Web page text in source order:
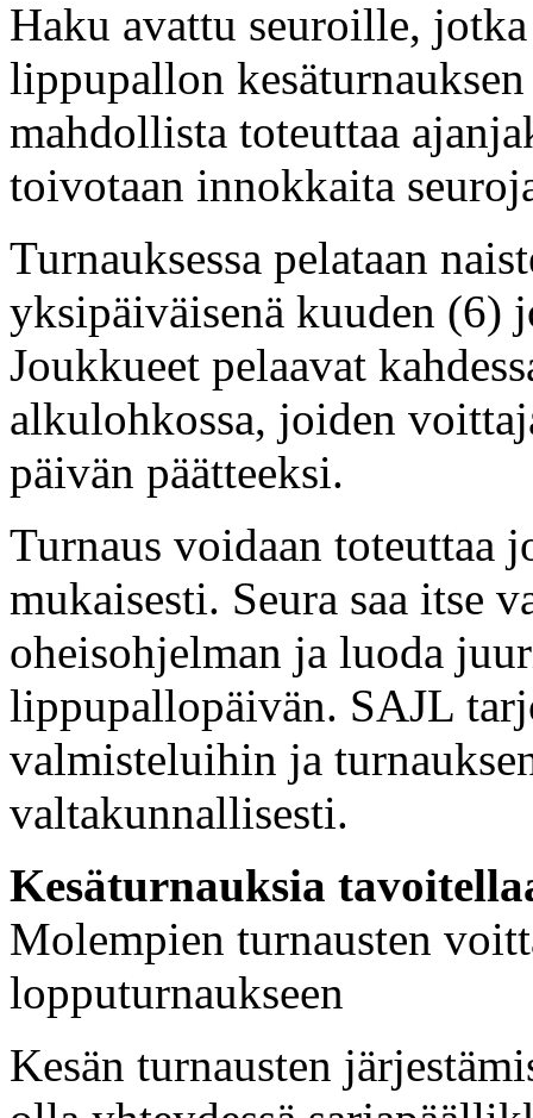
Haku avattu seuroille,
lippupallon
mahdollista toteuttaa
toivotaan innokkaita
Turnauksessa pelataan
yksipäiväisenä kuuden (6)
Joukkueet pelaavat
alkulohkossa, joiden
päivän päätteeksi.
Turnaus voidaan toteuttaa
mukaisesti. Seura saa itse
oheisohjelman ja luoda
lippupallopäivän. SAJL
valmisteluihin ja
valtakunnallisesti.
Kesäturnauksia
Molempien turnausten
lopputurnaukseen
Kesän turnausten